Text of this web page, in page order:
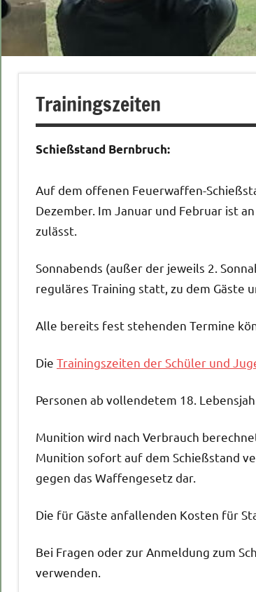
Trainingszeiten
Schießstand Bernbruch:
Auf dem offenen Feuerwaffen-
Dezember. Im Januar und Februar ist
zulässt.
Sonnabends (außer der jeweils 2.
reguläres Training statt, zu dem Gäste
Alle bereits fest stehenden Termine
Die Trainingszeiten der Schüler und
Personen ab vollendetem 18.
Munition wird nach Verbrauch
Munition sofort auf dem Schießstand
gegen das Waffengesetz dar.
Die für Gäste anfallenden Kosten für
Bei Fragen oder zur Anmeldung zum
verwenden.